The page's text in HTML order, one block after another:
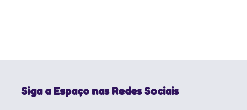
Siga a Espaço nas Redes Sociais